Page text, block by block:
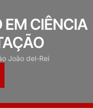
CIÊNCIA
João del-Rei